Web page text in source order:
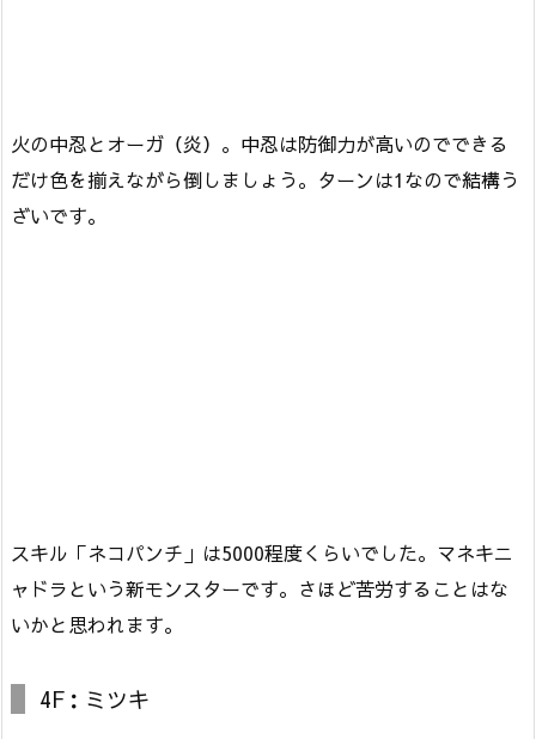
火の中忍とオーガ（炎）。中忍は防御力が高いのでできる
だけ色を揃えながら倒しましょう。ターンは1なので結構う
ざいです。
スキル「ネコパンチ」は5000程度くらいでした。マネキニ
ャドラという新モンスターです。さほど苦労することはな
いかと思われます。
4F：ミツキ